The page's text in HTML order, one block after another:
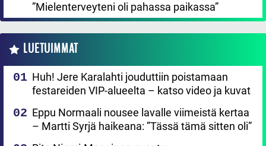
”Mielenterveyteni oli pahassa paikassa”
LUETUIMMAT
Huh! Jere Karalahti jouduttiin poistamaan
festareiden VIP-alueelta – katso video ja kuvat
Eppu Normaali nousee lavalle viimeistä kertaa
– Martti Syrjä haikeana: ”Tässä tämä sitten oli”